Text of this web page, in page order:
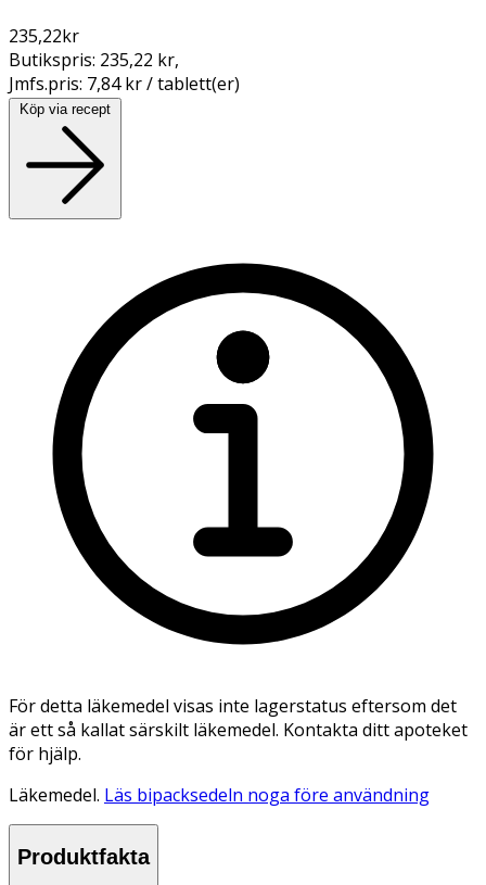
235,22kr
Butikspris: 235,22 kr,
Jmfs.pris: 7,84 kr / tablett(er)
Köp via recept
För detta läkemedel visas inte lagerstatus eftersom det
är ett så kallat särskilt läkemedel. Kontakta ditt apoteket
för hjälp.
Läkemedel. Läs bipacksedeln noga före användning
Produktfakta